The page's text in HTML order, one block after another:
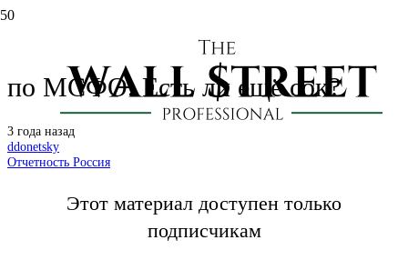
Транснефть: отчет за 3 кв. 2023
по МСФО. Есть ли ещё сок?
3 года назад
ddonetsky
Отчетность Россия
Этот материал доступен только
подписчикам